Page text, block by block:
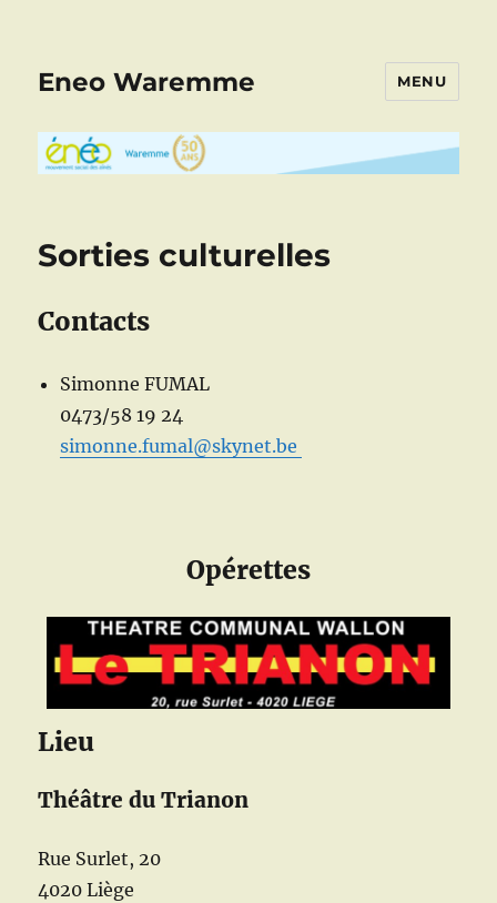
Eneo Waremme MENU
Sorties culturelles
Contacts
Simonne FUMAL
0473/58 19 24
simonne.fumal@skynet.be
Opérettes
Lieu
Théâtre du Trianon
Rue Surlet, 20
4020 Liège